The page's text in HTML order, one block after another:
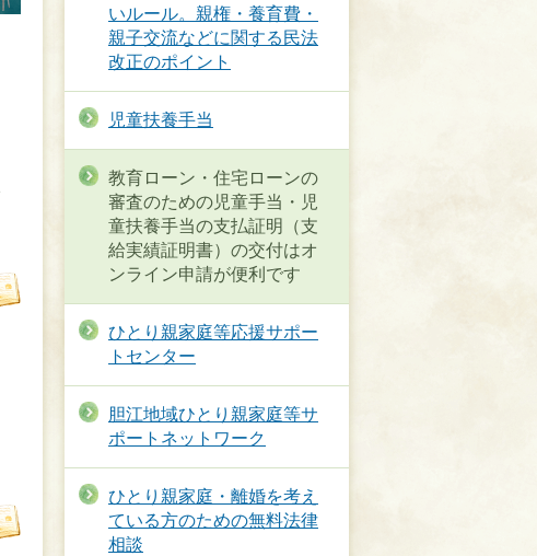
いルール。親権・養育費・
親子交流などに関する民法
改正のポイント
児童扶養手当
教育ローン・住宅ローンの
審査のための児童手当・児
童扶養手当の支払証明（支
給実績証明書）の交付はオ
ンライン申請が便利です
ひとり親家庭等応援サポー
トセンター
胆江地域ひとり親家庭等サ
ポートネットワーク
ひとり親家庭・離婚を考え
ている方のための無料法律
相談